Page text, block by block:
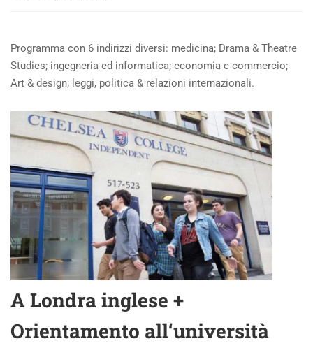
Programma con 6 indirizzi diversi: medicina; Drama & Theatre
Studies; ingegneria ed informatica; economia e commercio;
Art & design; leggi, politica & relazioni internazionali.
A Londra inglese +
Orientamento all‘università